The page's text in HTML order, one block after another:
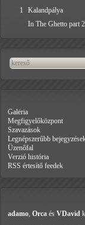
1
Kalandpálya
In The Ghetto part 2
Galéria
Megfigyelőközpont
Szavazások
Legnépszerűbb
Üzenőfal
Verzió história
RSS értesítő feedek
adamo, Orca és VDavid